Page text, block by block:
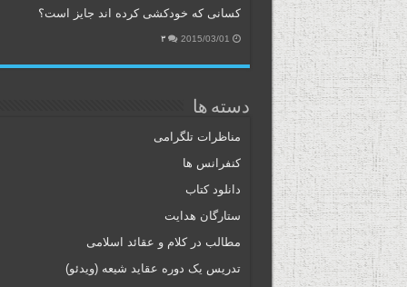
کسانی که خودکشی کرده اند جایز است؟
2015/03/01 ۳
دسته ها
مناظرات تلگرامی
کنفرانس ها
دانلود کتاب
ستارگان هدایت
مطالب در کلام و عقائد اسلامی
تدریس یک دوره عقاید شیعه (ویدئو)